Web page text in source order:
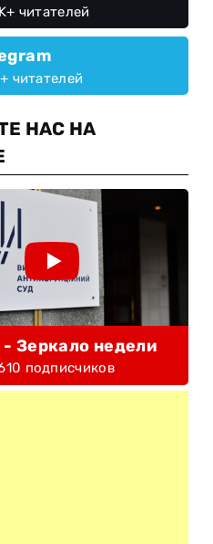
читателей
читателей
НАС НА
- Зеркало недели
подписчиков